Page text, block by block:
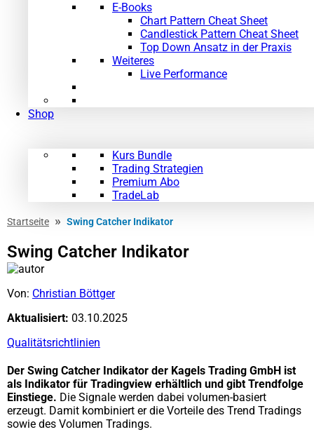
E-Books
Chart Pattern Cheat Sheet
Candlestick Pattern Cheat Sheet
Top Down Ansatz in der Praxis
Weiteres
Live Performance
Shop
Kurs Bundle
Trading Strategien
Premium Abo
TradeLab
Startseite » Swing Catcher Indikator
Swing Catcher Indikator
Von: Christian Böttger
Aktualisiert: 03.10.2025
Qualitätsrichtlinien
Der Swing Catcher Indikator der Kagels Trading GmbH ist
als Indikator für Tradingview erhältlich und gibt Trendfolge
Einstiege. Die Signale werden dabei volumen-basiert
erzeugt. Damit kombiniert er die Vorteile des Trend Tradings
sowie des Volumen Tradings.